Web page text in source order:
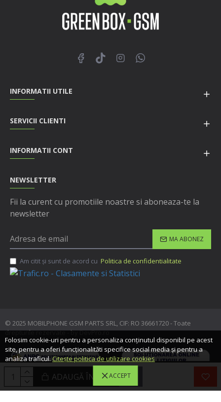
ADAUGĂ ÎN COŞ
INFORMATII UTILE
SERVICII CLIENTI
INFORMATII CONT
NEWSLETTER
Fii la curent cu promotiile noastre si aboneaza-te la
newsletter
MA ABONEZ
Am citit şi sunt de acord cu Politica de confidentialitate
© 2025 MOBILPHONE GSM PARTS SRL, CIF: RO 36661720 - Toate
drepturile rezervate - by DevPro.ro
ACCEPT
Folosim cookie-uri pentru a personaliza conținutul disponibil pe acest
site, pentru a oferi funcționalităti specifice social media și pentru a
analiza traficul.Citește politica de utilizare cookies